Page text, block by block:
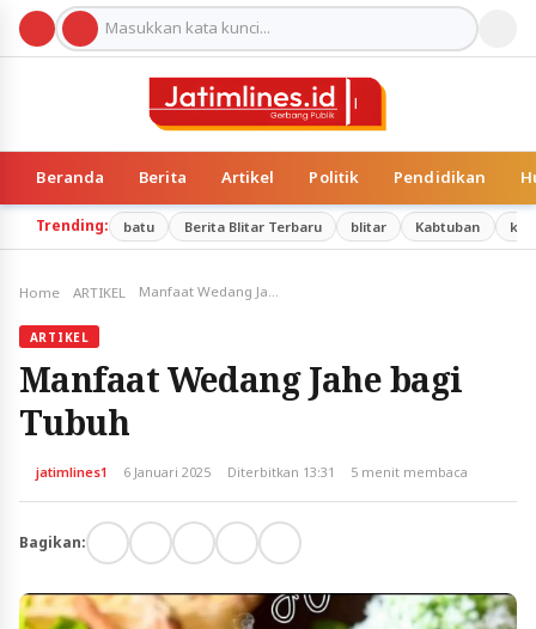
Beranda Berita Artikel Politik Pendidikan
Trending: batu Berita Blitar Terbaru blitar Kabtuban
Home ARTIKEL
ARTIKEL
Manfaat Wedang Jahe bagi
Tubuh
jatimlines1 6 Januari 2025 Diterbitkan 13:31 5 menit membaca
Bagikan: